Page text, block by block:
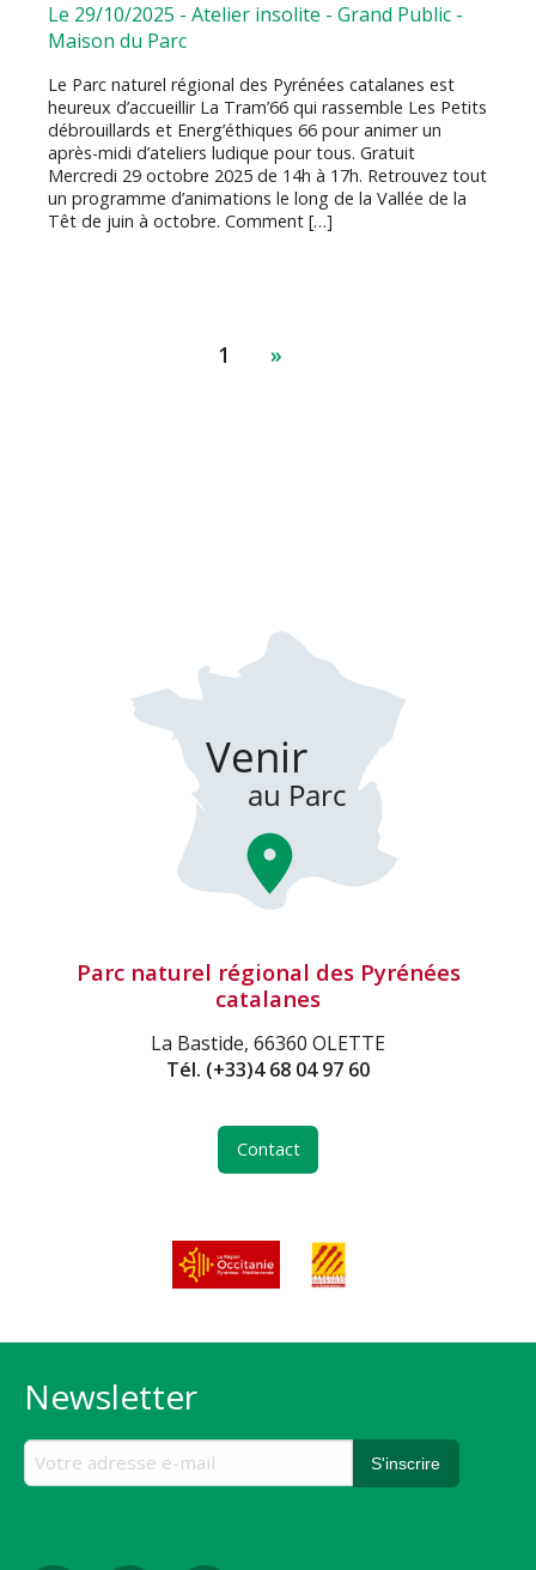
Le 29/10/2025 - Atelier insolite - Grand Public -
Maison du Parc
Le Parc naturel régional des Pyrénées catalanes est
heureux d’accueillir La Tram’66 qui rassemble Les Petits
débrouillards et Energ’éthiques 66 pour animer un
après-midi d’ateliers ludique pour tous. Gratuit
Mercredi 29 octobre 2025 de 14h à 17h. Retrouvez tout
un programme d’animations le long de la Vallée de la
Têt de juin à octobre. Comment […]
1 »
Parc naturel régional des Pyrénées
catalanes
La Bastide, 66360 OLETTE
Tél. (+33)4 68 04 97 60
Contact
Newsletter